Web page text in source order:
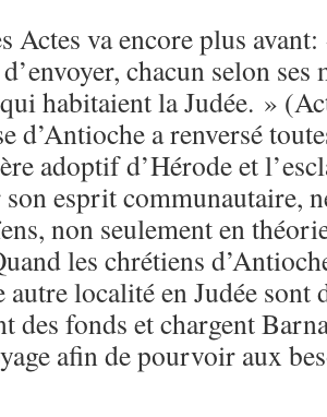
Actes va encore plus
chacun selon ses
habitaient la Judée. »
d’Antioche a renversé
adoptif d’Hérode et
esprit communautaire,
non seulement en
les chrétiens
autre localité en Judée sont
des fonds et chargent
afin de pourvoir aux